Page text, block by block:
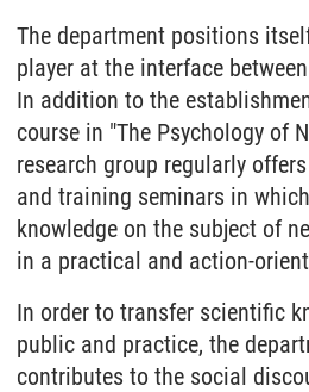
The department positions
player at the interface
In addition to the
course in "The Psychology of
research group regularly
and training seminars in
knowledge on the subject of
in a practical and action-
In order to transfer scientific
public and practice, the
contributes to the social